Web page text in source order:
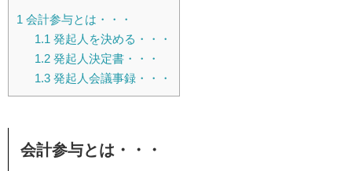
1 会計参与とは・・・
1.1 発起人を決める・・・
1.2発起人決定書・・・
1.3発起人会議事録・・・
会計参与とは・・・